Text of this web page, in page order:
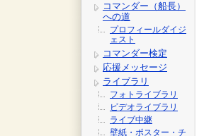
コマンダー（船長）
への道
プロフィールダイジ
ェスト
コマンダー検定
応援メッセージ
ライブラリ
フォトライブラリ
ビデオライブラリ
ライブ中継
壁紙・ポスター・チ